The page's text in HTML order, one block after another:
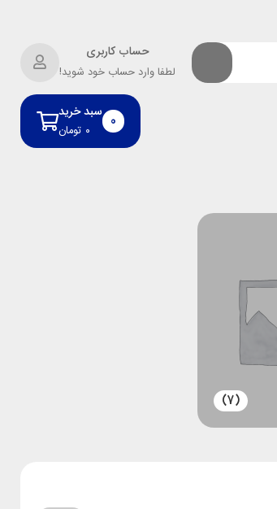
حساب کاربری
لطفا وارد حساب خود شوید!
سبد خرید
تومان ۰ 0
(7)